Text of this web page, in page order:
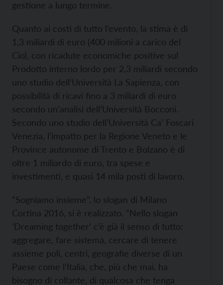
gestione a lungo termine.
Quanto ai costi di tutto l’evento, la stima è di
1,3 miliardi di euro (400 milioni a carico del
Cio), con ricadute economiche positive sul
Prodotto interno lordo per 2,3 miliardi secondo
uno studio dell’Università La Sapienza, con
possibilità di ricavi fino a 3 miliardi di euro
secondo un’analisi dell’Università Bocconi.
Secondo uno studio dell’Università Ca’ Foscari
Venezia, l’impatto per la Regione Veneto e le
Province autonome di Trento e Bolzano è di
oltre 1 miliardo di euro, tra spese e
investimenti, e quasi 14 mila posti di lavoro.
“Sogniamo insieme”, lo slogan di Milano
Cortina 2016, si è realizzato. “Nello slogan
‘Dreaming together’ c’è già il senso di tutto:
aggregare, fare sistema, cercare di tenere
assieme poli, centri, geografie diverse di un
Paese come l’Italia, che, più che mai, ha
bisogno di collante, di qualcosa che tenga